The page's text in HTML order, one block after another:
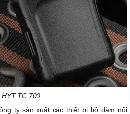
HYT TC 700
ty sản xuất các thiết bị bộ đàm nổi